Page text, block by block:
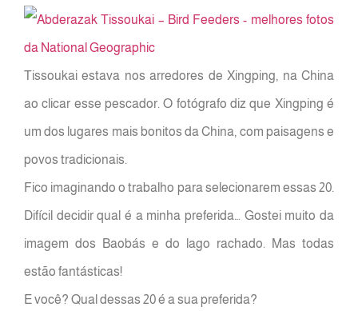
Tissoukai estava nos arredores de Xingping, na China
ao clicar esse pescador. O fotógrafo diz que Xingping é
um dos lugares mais bonitos da China, com paisagens e
povos tradicionais.
Fico imaginando o trabalho para selecionarem essas 20.
Difícil decidir qual é a minha preferida… Gostei muito da
imagem dos Baobás e do lago rachado. Mas todas
estão fantásticas!
E você? Qual dessas 20 é a sua preferida?